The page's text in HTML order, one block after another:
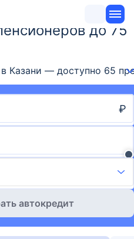
до 75
Казани — доступно 65
₽
автокредит